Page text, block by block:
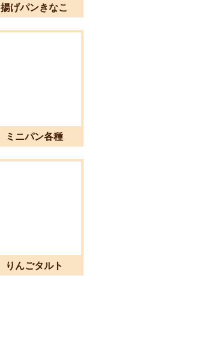
揚げパンきなこ
ミニパン各種
りんごタルト